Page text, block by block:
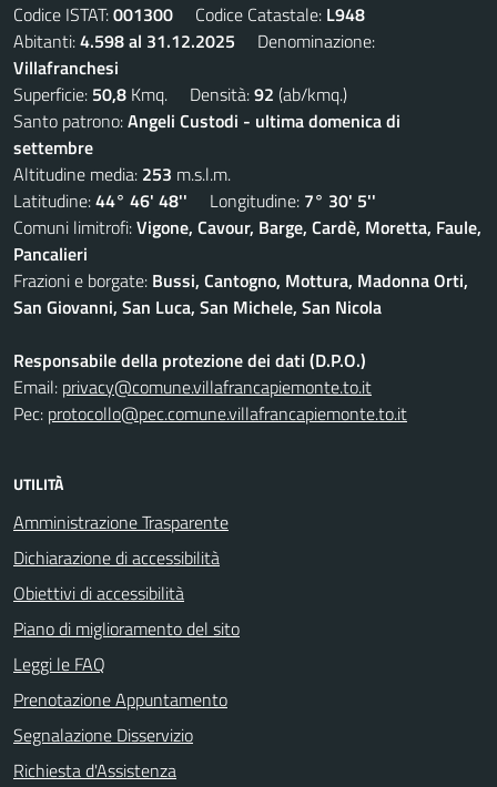
Codice ISTAT:001300 Codice Catastale: L948
Abitanti:4.598 al 31.12.2025 Denominazione:
Villafranchesi
Superficie: 50,8 Kmq. Densità:92 (ab/kmq.)
Santo patrono:Angeli Custodi - ultima domenica di
settembre
Altitudine media: 253 m.s.l.m.
Latitudine:44° 46' 48'' Longitudine: 7° 30' 5''
Comuni limitrofi:Vigone, Cavour, Barge, Cardè, Moretta, Faule,
Pancalieri
Frazioni e borgate: Bussi, Cantogno, Mottura, Madonna Orti,
San Giovanni, San Luca, San Michele, San Nicola
Responsabile della protezione dei dati (D.P.O.)
Email: privacy@comune.villafrancapiemonte.to.it
Pec: protocollo@pec.comune.villafrancapiemonte.to.it
UTILITÀ
Amministrazione Trasparente
Dichiarazione di accessibilità
Obiettivi di accessibilità
Piano di miglioramento del sito
Leggi le FAQ
Prenotazione Appuntamento
Segnalazione Disservizio
Richiesta d'Assistenza